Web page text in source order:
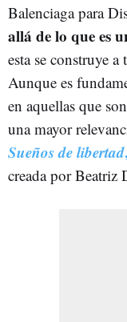
Balenciaga para
allá de lo que es
esta se construye
Aunque es
en aquellas que
una mayor
Sueños de libertad
creada por Beatriz